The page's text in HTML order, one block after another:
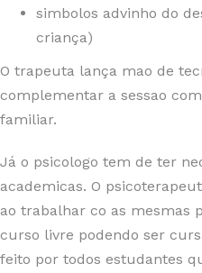
simbolos advinho do
criança)
O trapeuta lança mao de
complementar a sessao
familiar.
Já o psicologo tem de ter
academicas. O
ao trabalhar co as mesmas
curso livre podendo ser
feito por todos estudantes